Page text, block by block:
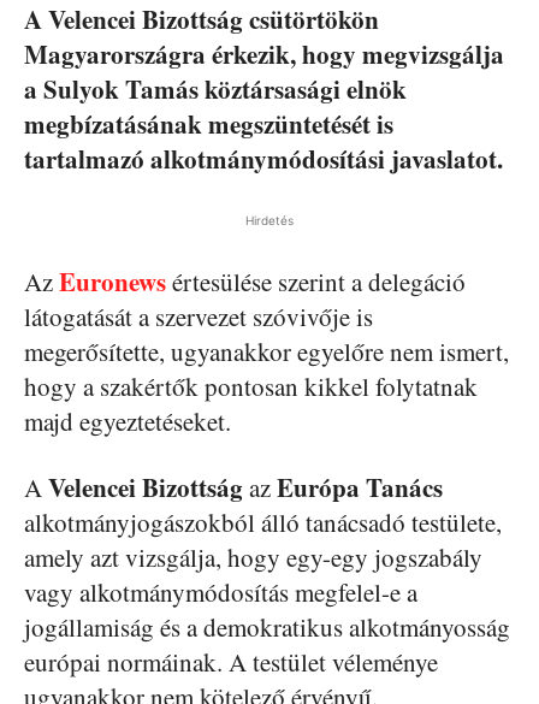
A Velencei Bizottság csütörtökön
Magyarországra érkezik, hogy megvizsgálja
a Sulyok Tamás köztársasági elnök
megbízatásának megszüntetését is
tartalmazó alkotmánymódosítási javaslatot.
Hirdetés
AzEuronewsértesülése szerint a delegáció
látogatását a szervezet szóvivője is
megerősítette, ugyanakkor egyelőre nem ismert,
hogy a szakértők pontosan kikkel folytatnak
majd egyeztetéseket.
AVelencei BizottságazEurópa Tanács
alkotmányjogászokból álló tanácsadó testülete,
amely azt vizsgálja, hogy egy-egy jogszabály
vagy alkotmánymódosítás megfelel-e a
jogállamiság és a demokratikus alkotmányosság
európai normáinak. A testület véleménye
ugyanakkor nem kötelező érvényű.